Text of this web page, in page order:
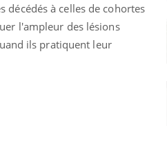
décédés à celles de cohortes
l'ampleur des lésions
ils pratiquent leur
Chikungunya, dengue,
West Nile : que se passe-
t-il dans le sud de la
France ?